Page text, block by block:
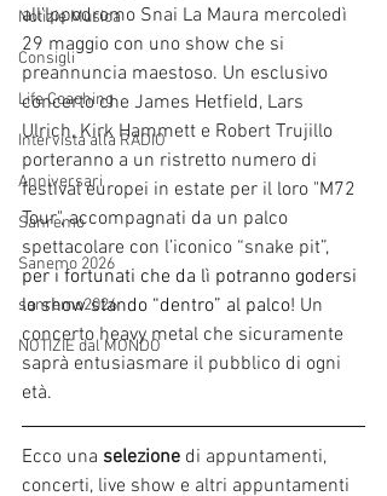
Notizie Musica
Consigli
Life Coaching
Intervista alla RADIO
Anniversari
Sanremo
Sanemo 2026
sanremo2026
NOTIZIE dal MONDO
all’Ippodromo Snai La Maura mercoledì
29 maggio con uno show che si
preannuncia maestoso. Un esclusivo
concerto che James Hetfield, Lars
Ulrich, Kirk Hammett e Robert Trujillo
porteranno a un ristretto numero di
festival europei in estate per il loro "M72
Tour", accompagnati da un palco
spettacolare con l’iconico “snake pit”,
per i fortunati che da lì potranno godersi
lo show stando “dentro” al palco! Un
concerto heavy metal che sicuramente
saprà entusiasmare il pubblico di ogni
età.
Ecco una selezione di appuntamenti,
concerti, live show e altri appuntamenti